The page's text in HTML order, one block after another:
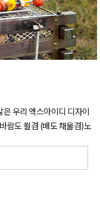
순간이였답니다.재밌는건
제주도에서 처음 만난것은
갔나봐요. 쉴틈없이 내리
비가 잠시 주춤하는 사이에
분탓인가요? )누가 정해
세팅을 하고,열띤 토론과
이야기를 나누고 싶었지만
금 남겨둔채제주도에서의
작되었습니다.열띤 토론을
요?그렇게 우리는 긴~시
우리 엑스아이디 디자이
람도 쐴겸 (배도 채울겸)노
여자..(내가 다 가려줄껀
생충만씨한쪽에선 햇빛때